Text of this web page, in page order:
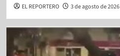
EL REPORTERO 3 de agosto de 2026